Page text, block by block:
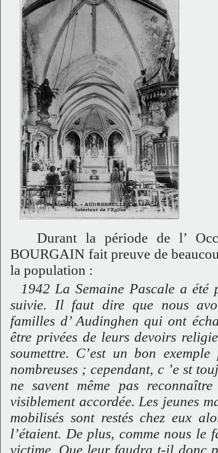
Durant la période de l’
BOURGAIN fait preuve de
la population :
1942 La Semaine Pascale a
suivie. Il faut dire que nous
familles d’ Audinghen qui ont
être privées de leurs devoirs
soumettre. C’est un bon
nombreuses ; cependant, c ’e st
ne savent même pas
visiblement accordée. Les jeunes
mobilisés sont restés chez eux
l’étaient. De plus, comme nous le
victime. Que leur faudra t-il donc